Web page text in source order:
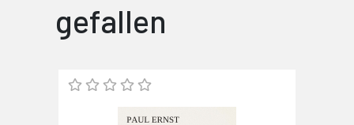
gefallen